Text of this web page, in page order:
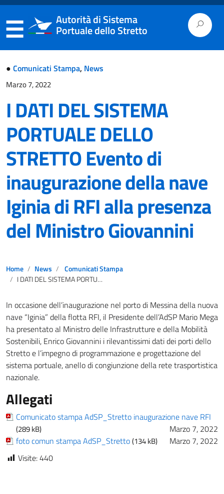
contenuto
alla
navigazione
del
sito
ricerca
Autorità di Sistema
Portuale dello Stretto
● Comunicati Stampa, News
Marzo 7, 2022
I DATI DEL SISTEMA
PORTUALE DELLO
STRETTO Evento di
inaugurazione della nave
Iginia di RFI alla presenza
del Ministro Giovannini
Home News
Comunicati Stampa
I DATI DEL SISTEMA PORTUALE DELLO STRETTO Evento di inaugurazione della nave Iginia di RFI alla presenza del Ministro Giovannini
In occasione dell’inaugurazione nel porto di Messina della nuova
nave “Iginia” della flotta RFI, il Presidente dell’AdSP Mario Mega
ha presentato al Ministro delle Infrastrutture e della Mobilità
Sostenibili, Enrico Giovannini i rilevantissimi dati dei porti dello
Stretto e l’impegno di programmazione e progettazione del
sistema portuale, anello di congiunzione della rete trasportistica
nazionale.
Allegati
Comunicato stampa AdSP_Stretto inaugurazione nave RFI
(289 kB)
Marzo 7, 2022
foto comun stampa AdSP_Stretto(134 kB)
Marzo 7, 2022
Visite:440